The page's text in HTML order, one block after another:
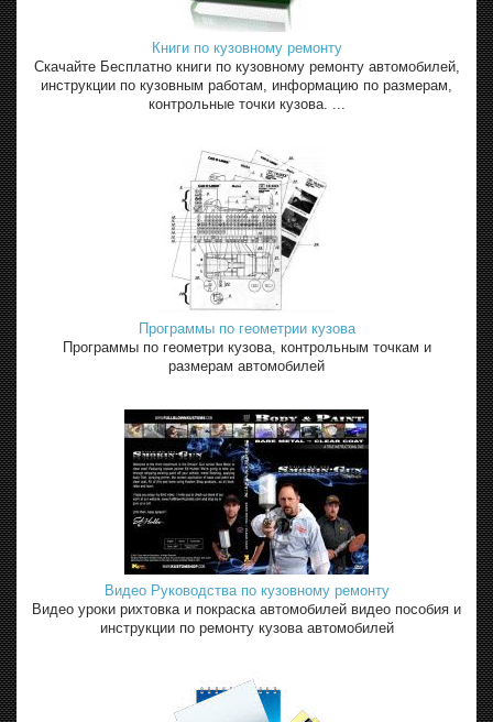
Книги по кузовному ремонту
Скачайте Бесплатно книги по кузовному ремонту автомобилей,
инструкции по кузовным работам, информацию по размерам,
контрольные точки кузова. ...
Программы по геометрии кузова
Программы по геометри кузова, контрольным точкам и
размерам автомобилей
Видео Руководства по кузовному ремонту
Видео уроки рихтовка и покраска автомобилей видео пособия и
инструкции по ремонту кузова автомобилей